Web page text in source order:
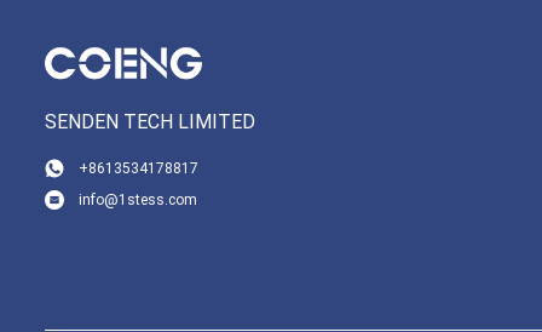
SENDEN TECH LIMITED
+8613534178817
info@1stess.com